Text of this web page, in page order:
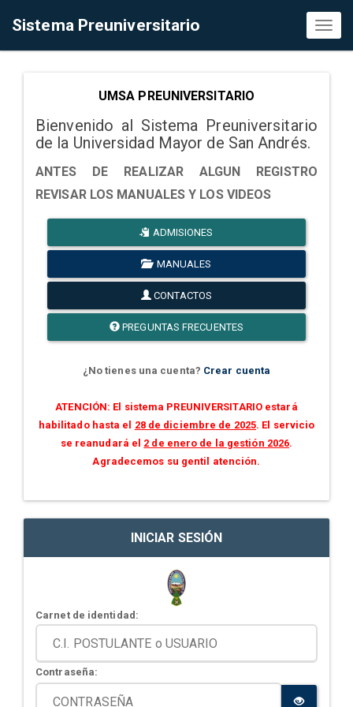
Sistema Preuniversitario
UMSA PREUNIVERSITARIO
Bienvenido al Sistema Preuniversitario
de la Universidad Mayor de San Andrés.
ANTES DE REALIZAR ALGUN REGISTRO
REVISAR LOS MANUALES Y LOS VIDEOS
ADMISIONES
MANUALES
CONTACTOS
PREGUNTAS FRECUENTES
¿No tienes una cuenta? Crear cuenta
ATENCIÓN: El sistema PREUNIVERSITARIO estará
habilitado hasta el 28 de diciembre de 2025. El servicio
se reanudará el 2 de enero de la gestión 2026.
Agradecemos su gentil atención.
INICIAR SESIÓN
Carnet de identidad:
Contraseña: